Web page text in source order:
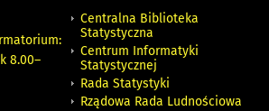
8.00–
Centralna Biblioteka
Statystyczna
Centrum Informatyki
Statystycznej
Rada Statystyki
Rządowa Rada Ludnościowa